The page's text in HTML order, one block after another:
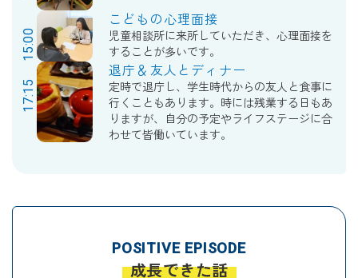
15:00
こどもの心理面接
児童相談所に来所していただき、心理面接を
することが多いです。
17:15
退庁＆友人とディナー
定時で退庁し、学生時代からの友人と食事に
行くこともあります。時には残業する日もあ
りますが、自分の予定やライフステージに合
わせて皆働いています。
POSITIVE EPISODE
成長できた話